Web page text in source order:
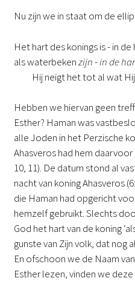
Nu zijn we in staat om de
Het hart des konings is - in de
als waterbekenzijn-in de
Hij neigt het tot al wat Hij
Hebben we hiervan geen
Esther? Haman was
alle Joden in het Perzische
Ahasveros had hem
10, 11). De datum stond al
nacht van koning Ahasveros
die Haman had opgericht
hemzelf gebruikt. Slechts
God het hart van de koning
gunste van Zijn volk, dat nog
En ofschoon we de Naam
Esther lezen, vinden we